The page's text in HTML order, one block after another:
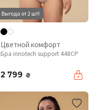
Выгода от 2 шт!
Цветной комфорт
Бра innotech support 448CP
2 799 ₴